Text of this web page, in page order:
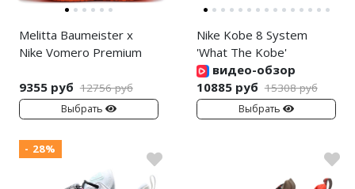
Melitta Baumeister x
Nike Vomero Premium
9355 руб 12756 руб
Выбрать
Nike Kobe 8 System
'What The Kobe'
видео-обзор
10885 руб 15308 руб
Выбрать
- 28%